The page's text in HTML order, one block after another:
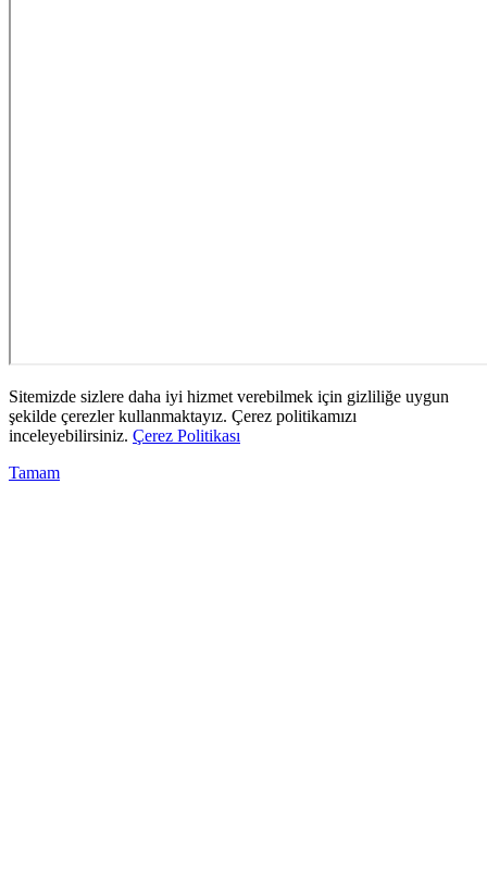
Sitemizde sizlere daha iyi hizmet verebilmek için gizliliğe uygun
şekilde çerezler kullanmaktayız. Çerez politikamızı
inceleyebilirsiniz. Çerez Politikası
Tamam